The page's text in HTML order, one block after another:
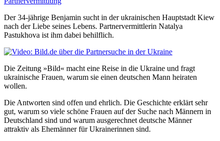
Der 34-jährige Benjamin sucht in der ukrainischen Hauptstadt Kiew
nach der Liebe seines Lebens. Partnervermittlerin Natalya
Pastukhova ist ihm dabei behilflich.
Die Zeitung »Bild« macht eine Reise in die Ukraine und fragt
ukrainische Frauen, warum sie einen deutschen Mann heiraten
wollen.
Die Antworten sind offen und ehrlich. Die Geschichte erklärt sehr
gut, warum so viele schöne Frauen auf der Suche nach Männern in
Deutschland sind und warum ausgerechnet deutsche Männer
attraktiv als Ehemänner für Ukrainerinnen sind.